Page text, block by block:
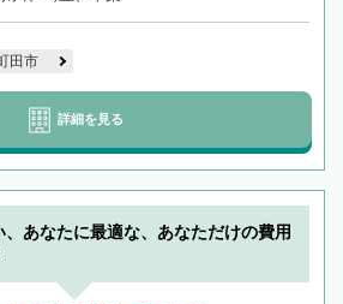
田市
詳細を見る
あなたに最適な、あなただけの費用